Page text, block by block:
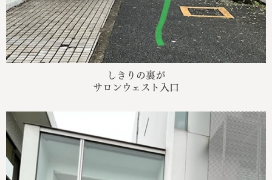
しきりの裏が
サロンウェスト入口